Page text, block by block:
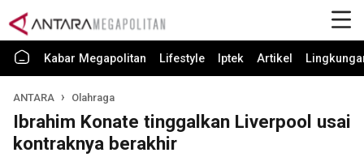
Kabar Megapolitan Lifestyle Iptek Artikel
ANTARA Olahraga
Ibrahim Konate tinggalkan Liverpool usai
kontraknya berakhir